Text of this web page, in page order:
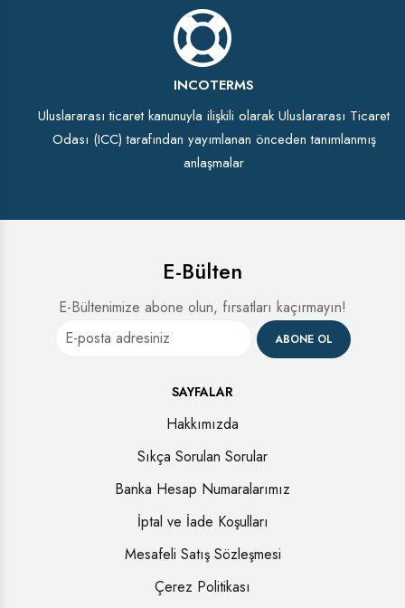
INCOTERMS
Uluslararası ticaret kanunuyla ilişkili olarak Uluslararası Ticaret
Odası (ICC) tarafından yayımlanan önceden tanımlanmış
anlaşmalar
E-Bülten
E-Bültenimize abone olun, fırsatları kaçırmayın!
ABONE OL
SAYFALAR
Hakkımızda
Sıkça Sorulan Sorular
Banka Hesap Numaralarımız
İptal ve İade Koşulları
Mesafeli Satış Sözleşmesi
Çerez Politikası